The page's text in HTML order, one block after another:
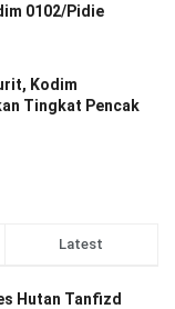
0102/Pidie
Kodim
Tingkat Pencak
Latest
Hutan Tanfizd